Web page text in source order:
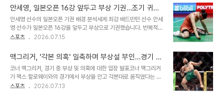
를 보호해야 하는 시기에는 공격성..
내고 있습니다. 트리플A에서 뛰어난 장타력을 선보였음에도 불구하
고, 허리 통증으로 인해 최근 세 경기 연속 선발 라인업에서 제외되었
습니다. 과거 부상 이력과 재계약 포기 사유위즈덤은 KIA 소속이었던
지난해에도 허리 문제로 인해 많은 경기에 출전하지 못했으며, 이는 재
계약을 포기하게 된 주요 원인 중 하나였습니다. 당시 구단은 뛰어난
를 고려한 부상 재발 위험도를 판단하..
안세영, 일본오픈 16강 앞두고 부상 기권…조기 귀국
후 정밀 검사 예정
안세영 선수의 일본오픈 기권 배경 분석세계 최강 배드민턴 선수 안세
영 선수가 일본오픈 16강을 앞두고 부상으로 기권했습니다. 반복적인
부담이 누적된 왼쪽 발 외측 부위에 통증이 심화되어 경기에 더 이상
정밀 검진과 치료에 집중할 예정입니다. 안세영 선수의 부상 상황 및
경기력안세영 선수는 일본오픈 첫 경기에서 압도적인 기량을 선보이
며 32분 만에 2-0으로 승리했습니다. 그러나 경기 도중 왼쪽 발에 통
증을 느꼈고, 경기가 끝난 후에도 통증이 가라앉지 않아 선수 보호를
위해 기권을 결정했습니다. 해당 부위는 과거에도 반복적으로 불편함
스포츠 2026.07.15
맥그리거, '각본 의혹' 일축하며 부상설 부인...경기 후
심경 고백
코너 맥그리거, 경기 중 부상 및 의혹에 대한 입장 발표코너 맥그리거
가 맥스 할로웨이와의 경기에서 부상을 안고 각본대로 움직였다는 주
장을 공식적으로 부인했습니다. 경기 시작 직후 무리한 킥 시도로 인해
스포츠 2026.07.13